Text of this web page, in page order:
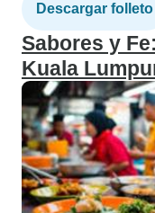
Descargar folleto
Sabores y
Kuala